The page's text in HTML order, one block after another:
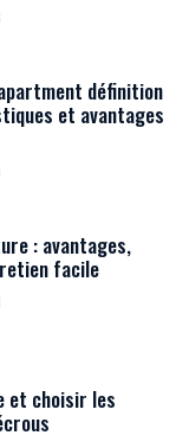
définition
et avantages
: avantages,
facile
et choisir les